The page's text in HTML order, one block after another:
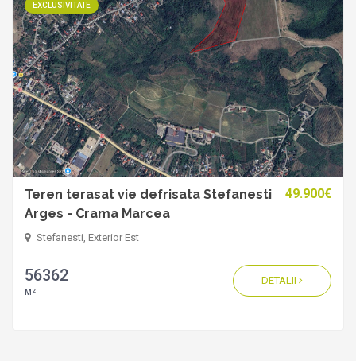
EXCLUSIVITATE
Teren terasat vie defrisata Stefanesti
Arges - Crama Marcea
49.900€
Stefanesti, Exterior Est
56362
M 2
DETALII